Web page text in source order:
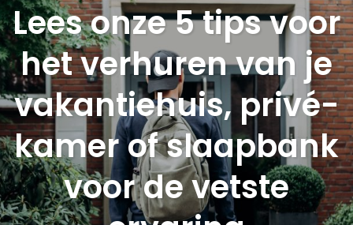
Lees onze 5 tips voor
het verhuren van je
vakantiehuis, privé-
kamer of slaapbank
voor de vetste